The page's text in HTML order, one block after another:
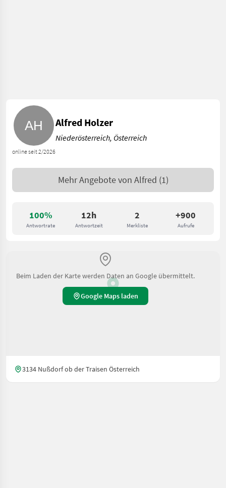
100%
Antwortrate
12h
Antwortzeit
2
Merkliste
+900
Aufrufe
online seit 2/2026
Alfred Holzer
Niederösterreich, Österreich
Mehr Angebote von Alfred (1)
Beim Laden der Karte werden Daten an Google übermittelt.
Google Maps laden
3134 Nußdorf ob der Traisen Österreich